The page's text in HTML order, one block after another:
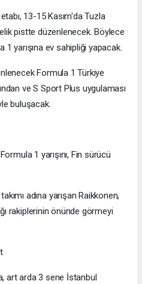
13-15 Kasım'da Tuzla
pistte düzenlenecek. Böylece
yarışına ev sahipliği yapacak.
Formula 1 Türkiye
ve S Sport Plus uygulaması
buluşacak.
1 yarışını, Fin sürücü
adına yarışan Raikkonen,
rakiplerinin önünde görmeyi
art arda 3 sene İstanbul